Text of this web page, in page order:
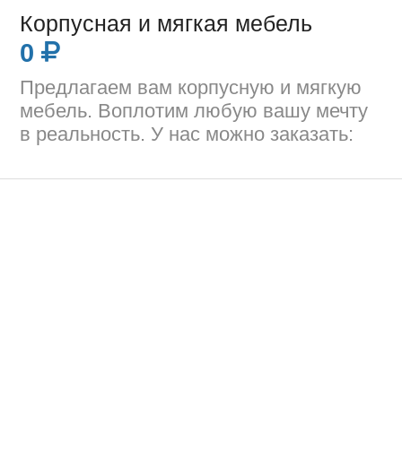
Корпусная и мягкая мебель
0
Предлагаем вам корпусную и мягкую
мебель. Воплотим любую вашу мечту
в реальность. У нас можно заказать: